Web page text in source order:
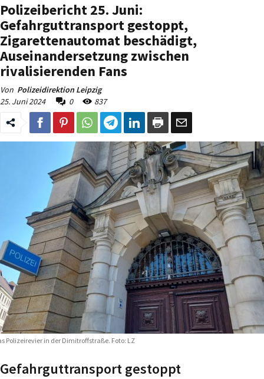
Polizeibericht 25. Juni:
Gefahrguttransport gestoppt,
Zigarettenautomat beschädigt,
Auseinandersetzung zwischen
rivalisierenden Fans
Von Polizeidirektion Leipzig
25. Juni 2024
0 837
Polizeirevier in der Dimitroffstraße. Foto: LZ
Gefahrguttransport gestoppt